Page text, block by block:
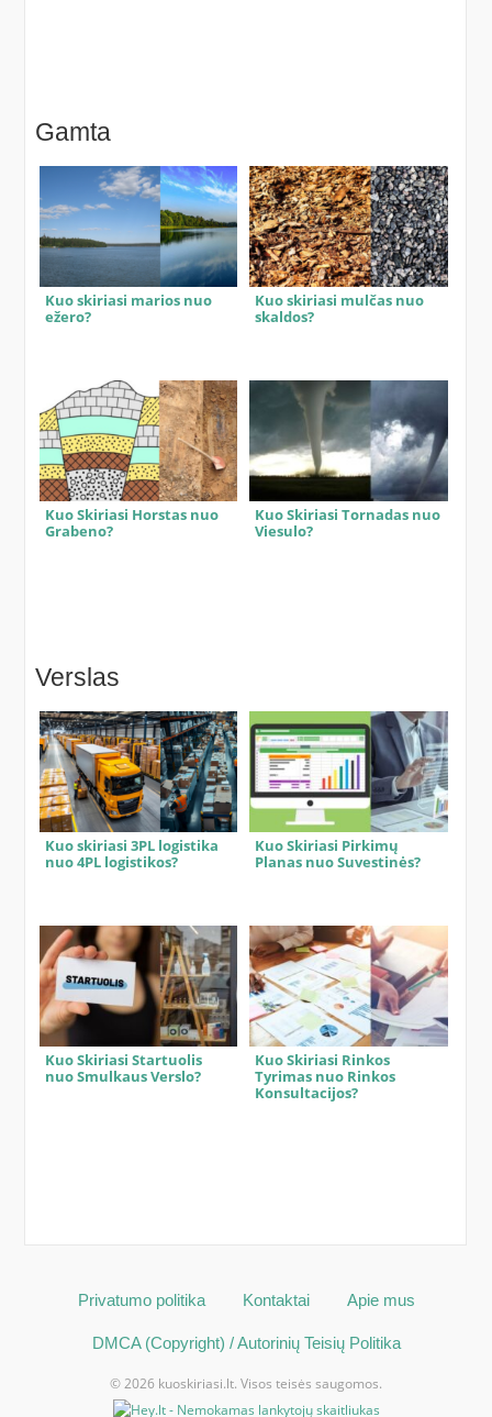
Gamta
Kuo skiriasi marios nuo
ežero?
Kuo skiriasi mulčas nuo
skaldos?
Kuo Skiriasi Horstas nuo
Grabeno?
Kuo Skiriasi Tornadas nuo
Viesulo?
Verslas
Kuo skiriasi 3PL logistika
nuo 4PL logistikos?
Kuo Skiriasi Pirkimų
Planas nuo Suvestinės?
Kuo Skiriasi Startuolis
nuo Smulkaus Verslo?
Kuo Skiriasi Rinkos
Tyrimas nuo Rinkos
Konsultacijos?
Privatumo politika Kontaktai Apie mus
DMCA (Copyright) / Autorinių Teisių Politika
© 2026 kuoskiriasi.lt. Visos teisės saugomos.